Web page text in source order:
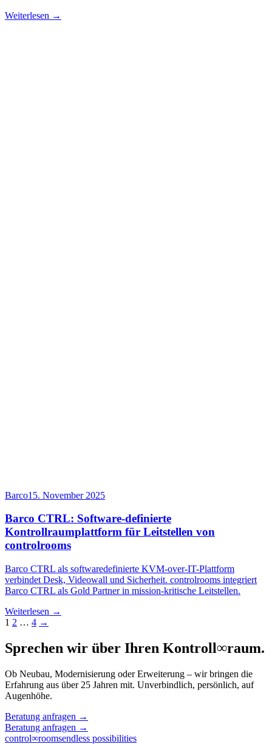
Weiterlesen →
Barco15. November 2025
Barco CTRL: Software-definierte
Kontrollraumplattform für Leitstellen von
controlrooms
Barco CTRL als softwaredefinierte KVM-over-IT-Plattform
verbindet Desk, Videowall und Sicherheit. controlrooms integriert
Barco CTRL als Gold Partner in mission-kritische Leitstellen.
Weiterlesen →
Seitennummerierung
der
Beiträge
1 2 … 4 →
Sprechen wir über Ihren Kontroll∞raum.
Ob Neubau, Modernisierung oder Erweiterung – wir bringen die
Erfahrung aus über 25 Jahren mit. Unverbindlich, persönlich, auf
Augenhöhe.
Beratung anfragen →
Beratung anfragen →
control∞roomsendless possibilities